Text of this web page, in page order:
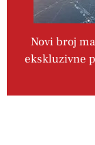
Novi broj
ekskluzivne